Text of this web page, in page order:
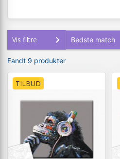
Vis filtre
Fandt 9 produkter
TILBUD